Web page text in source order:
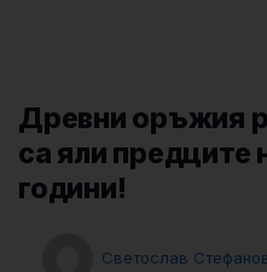
Древни оръжия
са яли предците
години!
Светослав